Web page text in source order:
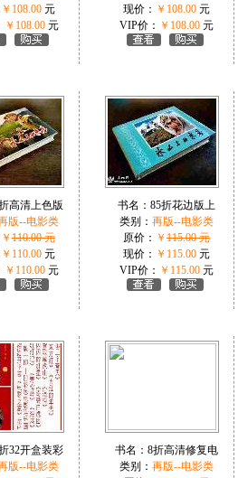
￥108.00 元
￥108.00 元
现价： ￥108.00 元
VIP价： ￥108.00 元
高清上色版
版--电影类
￥ 110.00 元
￥110.00 元
￥110.00 元
书名： 85折花边版上
类别： 再版--电影类
原价： ￥ 115.00 元
现价： ￥115.00 元
VIP价： ￥115.00 元
32开盒装彩
版--电影类
书名： 8折高清修复电
类别： 再版--电影类